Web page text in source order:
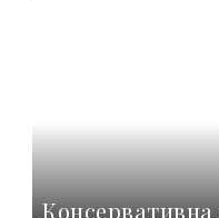
Консервативна